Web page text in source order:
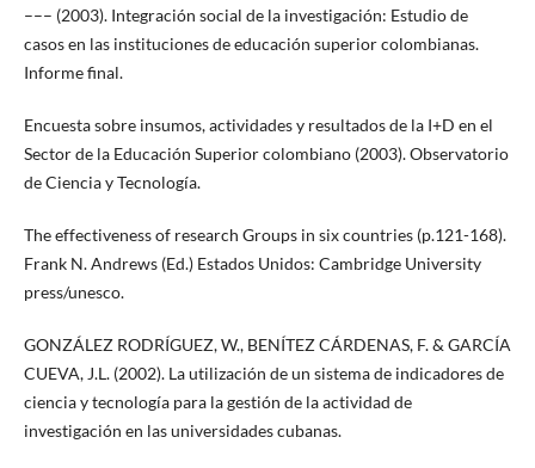
––– (2003). Integración social de la investigación: Estudio de
casos en las instituciones de educación superior colombianas.
Informe final.
Encuesta sobre insumos, actividades y resultados de la I+D en el
Sector de la Educación Superior colombiano (2003). Observatorio
de Ciencia y Tecnología.
The effectiveness of research Groups in six countries (p.121-168).
Frank N. Andrews (Ed.) Estados Unidos: Cambridge University
press/unesco.
GONZÁLEZ RODRÍGUEZ, W., BENÍTEZ CÁRDENAS, F. & GARCÍA
CUEVA, J.L. (2002). La utilización de un sistema de indicadores de
ciencia y tecnología para la gestión de la actividad de
investigación en las universidades cubanas.